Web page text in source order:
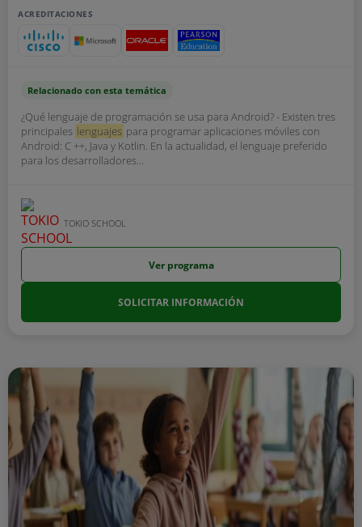
ACREDITACIONES
Relacionado con esta temática
¿Qué lenguaje de programación se usa para Android? - Existen tres
principales lenguajes para programar aplicaciones móviles con
Android: C ++, Java y Kotlin. En la actualidad, el lenguaje preferido
para los desarrolladores...
TOKIO SCHOOL
Ver programa
SOLICITAR INFORMACIÓN